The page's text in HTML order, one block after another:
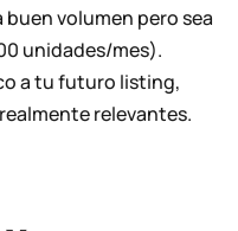
buen volumen pero sea
unidades/mes).
a tu futuro listing,
relevantes.